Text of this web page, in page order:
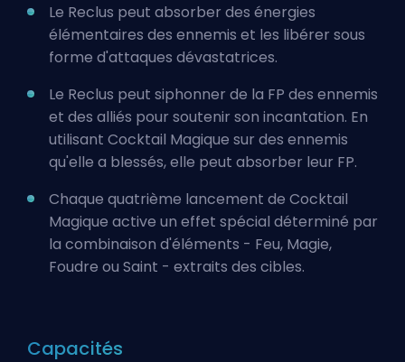
Le Reclus peut absorber des énergies
élémentaires des ennemis et les libérer sous
forme d'attaques dévastatrices.
Le Reclus peut siphonner de la FP des ennemis
et des alliés pour soutenir son incantation. En
utilisant Cocktail Magique sur des ennemis
qu'elle a blessés, elle peut absorber leur FP.
Chaque quatrième lancement de Cocktail
Magique active un effet spécial déterminé par
la combinaison d'éléments - Feu, Magie,
Foudre ou Saint - extraits des cibles.
Capacités